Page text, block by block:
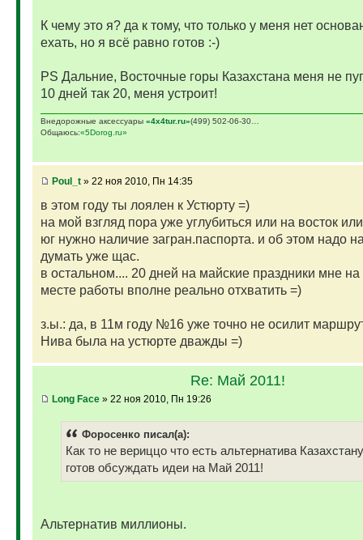
К чему это я? да к тому, что только у меня нет
ехать, но я всё равно готов :-)
PS Дальние, Восточные горы Казахстана меня не
10 дней так 20, меня устроит!
Внедорожные аксессуары «4х4tur.ru»(499) 502-06-30…
Общаюсь:«5Dorog.ru»
Poul_t» 22 ноя 2010, Пн 14:35
в этом году ты лоялен к Устюрту =)
на мой взгляд пора уже углубиться или на восток
юг нужно наличие загран.паспорта. и об этом надо
думать уже щас.
в остальном.... 20 дней на майские праздники мне
месте работы вполне реально отхватить =)
з.ы.: да, в 11м году №16 уже точно не осилит
Нива была на устюрте дважды =)
Re: Май 2011!
Long Face» 22 ноя 2010, Пн 19:26
Фopoceнкo писал(а):
Как то не вериццо что есть альтернатива
готов обсуждать идеи на Май 2011!
Альтернатив миллионы.